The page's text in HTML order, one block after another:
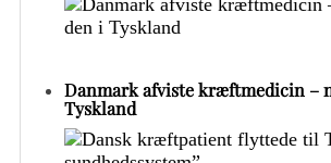
Danmark afviste kræftmedicin –
Tyskland